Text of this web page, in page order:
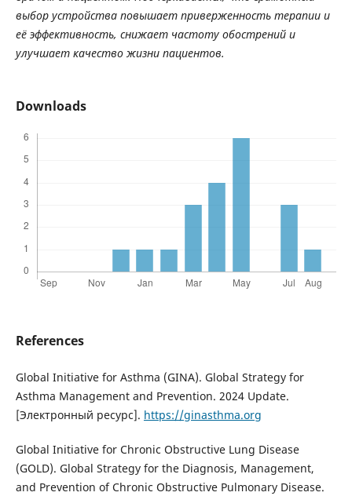
выбор устройства повышает приверженность терапии и
её эффективность, снижает частоту обострений и
улучшает качество жизни пациентов.
Downloads
References
Global Initiative for Asthma (GINA). Global Strategy for
Asthma Management and Prevention. 2024 Update.
[Электронный ресурс]. https://ginasthma.org
Global Initiative for Chronic Obstructive Lung Disease
(GOLD). Global Strategy for the Diagnosis, Management,
and Prevention of Chronic Obstructive Pulmonary Disease.